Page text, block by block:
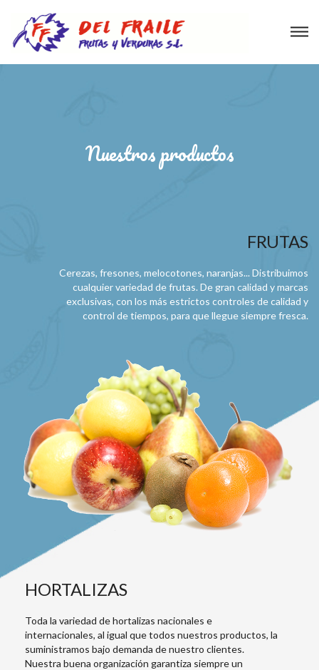
Nuestros productos
FRUTAS
Cerezas, fresones, melocotones, naranjas... Distribuimos
cualquier variedad de frutas. De gran calidad y marcas
exclusivas, con los más estrictos controles de calidad y
control de tiempos, para que llegue siempre fresca.
HORTALIZAS
Toda la variedad de hortalizas nacionales e
internacionales, al igual que todos nuestros productos, la
suministramos bajo demanda de nuestro clientes.
Nuestra buena organización garantiza siempre un